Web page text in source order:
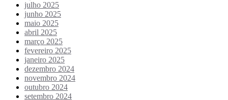
julho 2025
junho 2025
maio 2025
abril 2025
março 2025
fevereiro 2025
janeiro 2025
dezembro 2024
novembro 2024
outubro 2024
setembro 2024